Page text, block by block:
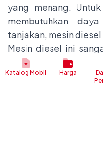
yang menang.
membutuhkan
tanjakan, mesin
Mesin diesel ini
kamu yang sering
pedesaan.
Katalog Mobil Harga